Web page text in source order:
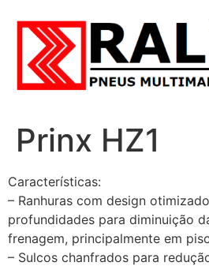
Prinx HZ1
Características:
– Ranhuras com design
profundidades para diminuição
frenagem, principalmente em
– Sulcos chanfrados para